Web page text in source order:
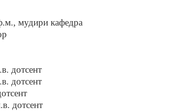
мудири кафедра
дотсент
дотсент
дотсент